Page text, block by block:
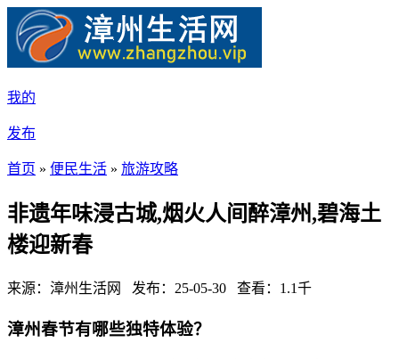
我的
发布
首页 » 便民生活 » 旅游攻略
非遗年味浸古城,烟火人间醉漳州,碧海土
楼迎新春
来源：漳州生活网 发布：25-05-30 查看：1.1千
漳州春节有哪些独特体验？